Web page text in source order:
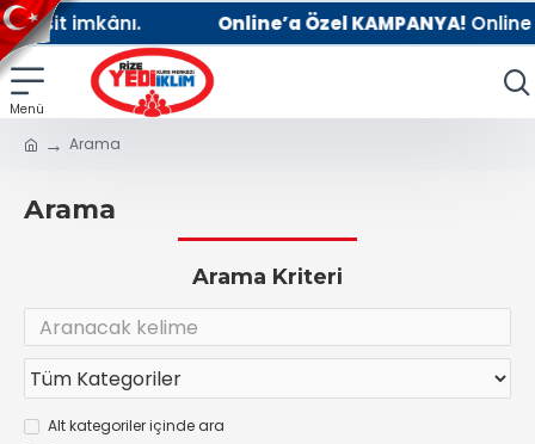
Online’a Özel KAMPANYA!Online kayıtla %10 indirim.
Arama
Arama
Arama Kriteri
Alt kategoriler içinde ara